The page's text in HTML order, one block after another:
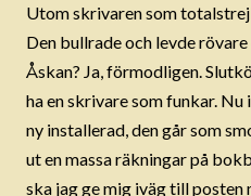
Utom skrivaren som
Den bullrade och levde rövare
Åskan? Ja, förmodligen.
ha en skrivare som funkar.
ny installerad, den går som
ut en massa räkningar på
ska jag ge mig iväg till posten